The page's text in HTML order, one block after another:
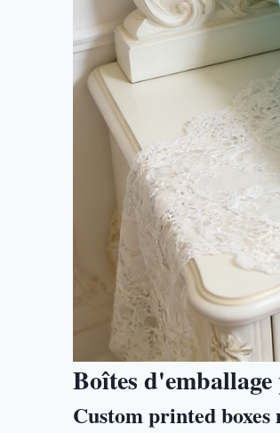
Boîtes
Custom printed